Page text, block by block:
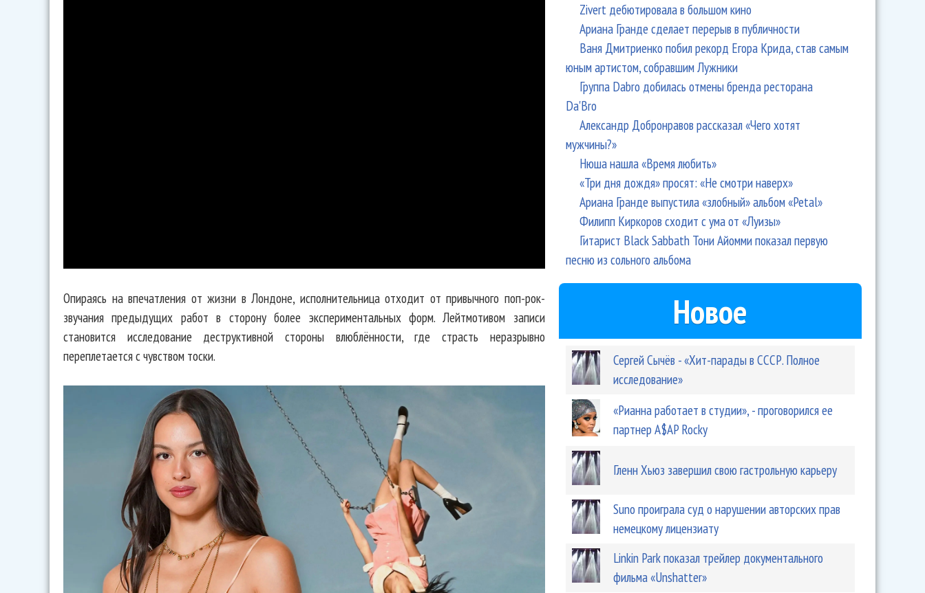
Опираясь на впечатления от жизни в Лондоне, исполнительница отходит от привычного поп-рок-
звучания предыдущих работ в сторону более экспериментальных форм. Лейтмотивом записи
становится исследование деструктивной стороны влюблённости, где страсть неразрывно
переплетается с чувством тоски.
Zivert дебютировала в большом кино
Ариана Гранде сделает перерыв в публичности
Ваня Дмитриенко побил рекорд Егора Крида, став самым
юным артистом, собравшим Лужники
Группа Dabro добилась отмены бренда ресторана
Da'Bro
Александр Добронравов рассказал «Чего хотят
мужчины?»
Нюша нашла «Время любить»
«Три дня дождя» просят: «Не смотри наверх»
Ариана Гранде выпустила «злобный» альбом «Petal»
Филипп Киркоров сходит с ума от «Луизы»
Гитарист Black Sabbath Тони Айомми показал первую
песню из сольного альбома
Новое
Сергей Сычёв - «Хит-парады в СССР. Полное
исследование»
«Рианна работает в студии», - проговорился ее
партнер A$AP Rocky
Гленн Хьюз завершил свою гастрольную карьеру
Suno проиграла суд о нарушении авторских прав
немецкому лицензиату
Linkin Park показал трейлер документального
фильма «Unshatter»